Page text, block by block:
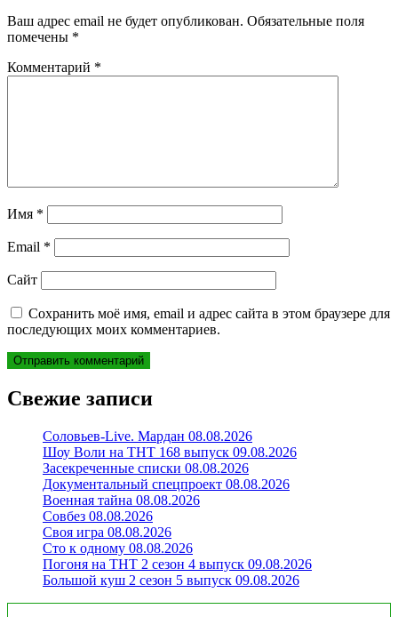
Ваш адрес email не будет опубликован. Обязательные поля
помечены *
Комментарий *
Имя *
Email *
Сайт
Сохранить моё имя, email и адрес сайта в этом браузере для
последующих моих комментариев.
Свежие записи
Соловьев-Live. Мардан 08.08.2026
Шоу Воли на ТНТ 168 выпуск 09.08.2026
Засекреченные списки 08.08.2026
Документальный спецпроект 08.08.2026
Военная тайна 08.08.2026
Совбез 08.08.2026
Своя игра 08.08.2026
Сто к одному 08.08.2026
Погоня на ТНТ 2 сезон 4 выпуск 09.08.2026
Большой куш 2 сезон 5 выпуск 09.08.2026